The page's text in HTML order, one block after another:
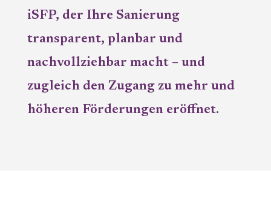
iSFP, der Ihre Sanierung
transparent, planbar und
nachvollziehbar macht – und
zugleich den Zugang zu mehr und
höheren Förderungen eröffnet.